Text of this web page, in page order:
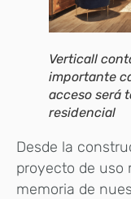
Verticall
importante
acceso será
residencial
Desde la
proyecto de uso
memoria de